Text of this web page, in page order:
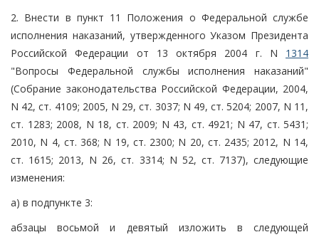
2. Внести в пункт 11 Положения о Федеральной службе
исполнения наказаний, утвержденного Указом Президента
Российской Федерации от 13 октября 2004 г. N 1314
"Вопросы Федеральной службы исполнения наказаний"
(Собрание законодательства Российской Федерации, 2004,
N 42, ст. 4109; 2005, N 29, ст. 3037; N 49, ст. 5204; 2007, N 11,
ст. 1283; 2008, N 18, ст. 2009; N 43, ст. 4921; N 47, ст. 5431;
2010, N 4, ст. 368; N 19, ст. 2300; N 20, ст. 2435; 2012, N 14,
ст. 1615; 2013, N 26, ст. 3314; N 52, ст. 7137), следующие
изменения:
а) в подпункте 3:
абзацы восьмой и девятый изложить в следующей